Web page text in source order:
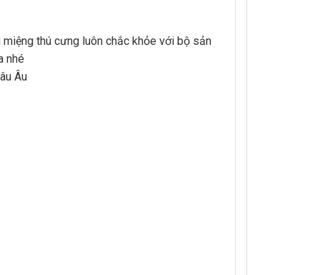
thú cưng luôn chắc khỏe với bộ sản
nhé
Âu